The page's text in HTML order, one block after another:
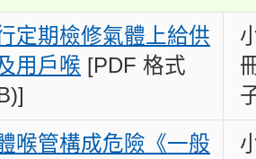
定期檢修氣體上給供
用戶喉 [PDF 格式
喉管構成危險《一般